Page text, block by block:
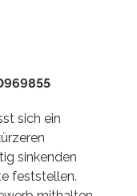
sich ein
sinkenden
feststellen.